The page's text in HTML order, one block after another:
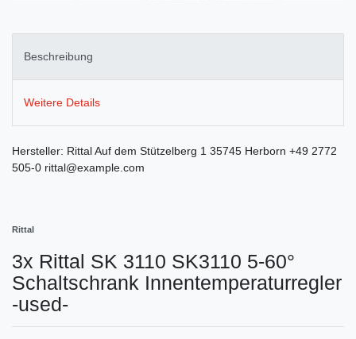
Beschreibung
Weitere Details
Hersteller: RittalAuf dem Stützelberg 1 35745 Herborn +49 2772
505-0 rittal@example.com
Rittal
3x Rittal SK 3110 SK3110 5-60°
Schaltschrank Innentemperaturregler
-used-